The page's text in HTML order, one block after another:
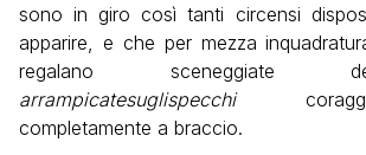
sono in giro così tanti circensi
apparire, e che per mezza
regalano sceneggiate
arrampicatesuglispecchi
completamente a braccio.